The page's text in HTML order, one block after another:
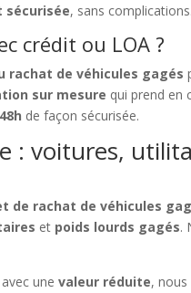
sécurisée, sans complications.
crédit ou LOA ?
rachat de véhicules gagés
sur mesure qui prend en
de façon sécurisée.
: voitures,
de rachat de véhicules
et poids lourds gagés.
unevaleur réduite,